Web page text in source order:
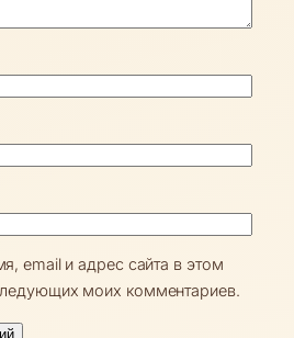
email и адрес сайта в этом
моих комментариев.